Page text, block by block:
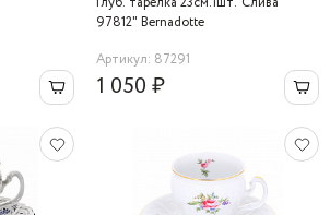
97812" Bernadotte
Артикул: 87291
1 050 ₽